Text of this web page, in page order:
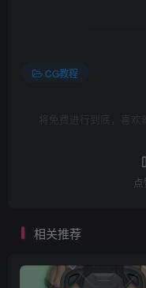
CG教程
将免费进行到底，喜
相关推荐